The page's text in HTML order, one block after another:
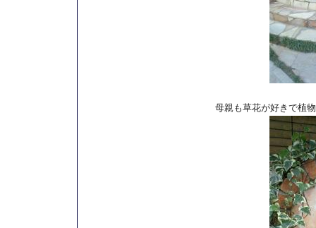
母親も草花が好きで植